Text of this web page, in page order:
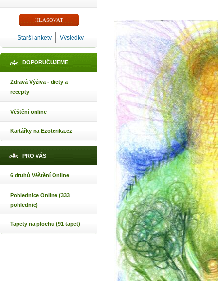
Starší ankety Výsledky
DOPORUČUJEME
Zdravá Výživa - diety a
recepty
Věštění online
Kartářky na Ezoterika.cz
PRO VÁS
6 druhů Věštění Online
Pohlednice Online (333
pohlednic)
Tapety na plochu (91 tapet)